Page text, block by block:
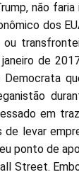
não faria
dos
de
em
de levar
ponto de
Street.